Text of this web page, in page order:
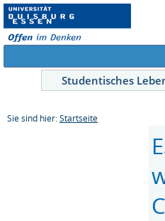
Studentisches
Sie sind hier: Startseite